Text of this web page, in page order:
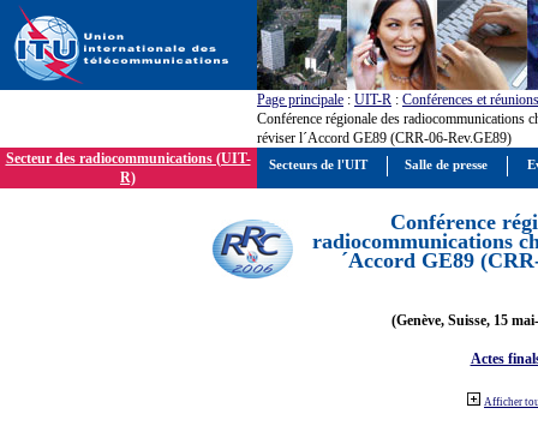
Page principale : UIT-R : Conférences et réunions
Conférence régionale des radiocommunications
réviser l´Accord GE89 (CRR-06-Rev.GE89)
Secteur des radiocommunications (UIT-
R)
Conférence
radiocommunications
´Accord GE89
(Genève, Suisse, 15
Actes
Afficher
Secteurs de l'UIT Salle de presse